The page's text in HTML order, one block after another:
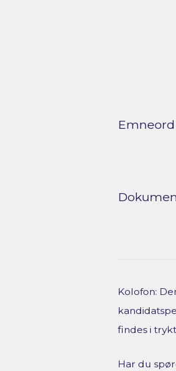
Emneord
Kolofon:
findes i
Har du